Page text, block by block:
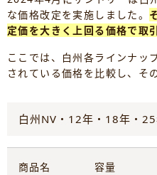
な価格改定を実施しました。
定価を大きく上回る価格で取
ここでは、白州各ラインナッ
されている価格を比較し、そ
白州NV・12年・18年・
商品名 容量